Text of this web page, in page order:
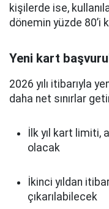
kişilerde ise,
dönemin yüzde 80’i
Yeni kart
2026 yılı itibarıyla
daha net sınırlar
İlk yıl kart limiti,
olacak
İkinci yıldan
çıkarılabilecek